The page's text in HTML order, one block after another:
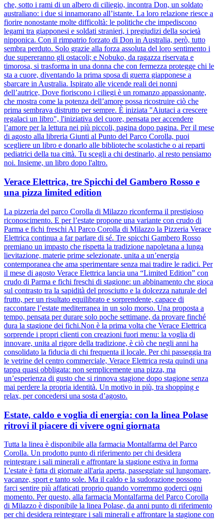
che, sotto i rami di un albero di ciliegio, incontra Don, un soldato
australiano: i due si innamorano all’istante. La loro relazione riesce a
fiorire nonostante molte difficoltà: le politiche che impediscono
legami tra giapponesi e soldati stranieri, i pregiudizi della società
nipponica. Con il rimpatrio forzato di Don in Australia, però, tutto
sembra perduto. Solo grazie alla forza assoluta del loro sentimento i
due supereranno gli ostacoli; e Nobuko, da ragazza riservata e
timorosa, si trasforma in una donna che con fermezza protegge chi le
sta a cuore, diventando la prima sposa di guerra giapponese a
sbarcare in Australia. Ispirato alle vicende reali dei nonni
dell’autrice, Dove fioriscono i ciliegi è un romanzo appassionante,
che mostra come la potenza dell’amore possa ricostruire ciò che
prima sembrava distrutto per sempre. È iniziata "Aiutaci a crescere
regalaci un libro", l'iniziativa del cuore, pensata per accendere
l’amore per la lettura nei più piccoli, pagina dopo pagina. Per il mese
di agosto alla libreria Giunti al Punto del Parco Corolla, puoi
scegliere un libro e donarlo alle biblioteche scolastiche o ai reparti
pediatrici della tua città. Tu scegli a chi destinarlo, al resto pensiamo
noi. Insieme, un libro dopo l'altro.
Verace Elettrica, tre Spicchi del Gambero Rosso e
una pizza limited edition
La pizzeria del parco Corolla di Milazzo riconferma il prestigioso
riconoscimento. E per l’estate propone una variante con crudo di
Parma e fichi freschi Al Parco Corolla di Milazzo la Pizzeria Verace
Elettrica continua a far parlare di sé. Tre spicchi Gambero Rosso
premiano un impasto che rispetta la tradizione napoletana a lunga
lievitazione, materie prime selezionate, unita a un’energia
contemporanea che ama sperimentare senza mai tradire le radici. Per
il mese di agosto Verace Elettrica lancia una “Limited Edition” con
crudo di Parma e fichi freschi di stagione: un abbinamento che gioca
sul contrasto tra la sapidità del prosciutto e la dolcezza naturale del
frutto, per un risultato equilibrato e sorprendente, capace di
raccontare l’estate mediterranea in un solo morso. Una proposta a
tempo, pensata per durare solo poche settimane, da provare finché
dura la stagione dei fichi.Non è la prima volta che Verace Elettrica
sorprende i propri clienti con creazioni fuori menu: la voglia di
innovare, unita al rigore della tradizione, è ciò che negli anni ha
consolidato la fiducia di chi frequenta il locale. Per chi passeggia tra
le vetrine del centro commerciale, Verace Elettrica resta quindi una
tappa quasi obbligata: non semplicemente una pizza, ma
un’esperienza di gusto che si rinnova stagione dopo stagione senza
mai perdere la propria identità. Un motivo in più, tra shopping e
relax, per concedersi una sosta d’agosto.
Estate, caldo e voglia di energia: con la linea Polase
ritrovi il piacere di vivere ogni giornata
Tutta la linea è disponibile alla farmacia Montalfarma del Parco
Corolla. Un prodotto punto di riferimento per chi desidera
reintegrare i sali minerali e affrontare la stagione estiva in forma
L'estate è fatta di giornate all'aria aperta, passeggiate sul lungomare,
vacanze, sport e tanto sole. Ma il caldo e la sudorazione possono
farci sentire più affaticati proprio quando vorremmo goderci ogni
momento. Per questo, alla farmacia Montalfarma del Parco Corolla
di Milazzo è disponibile la linea Polase, da anni punto di riferimento
per chi desidera reintegrare i sali minerali e affrontare la stagione con